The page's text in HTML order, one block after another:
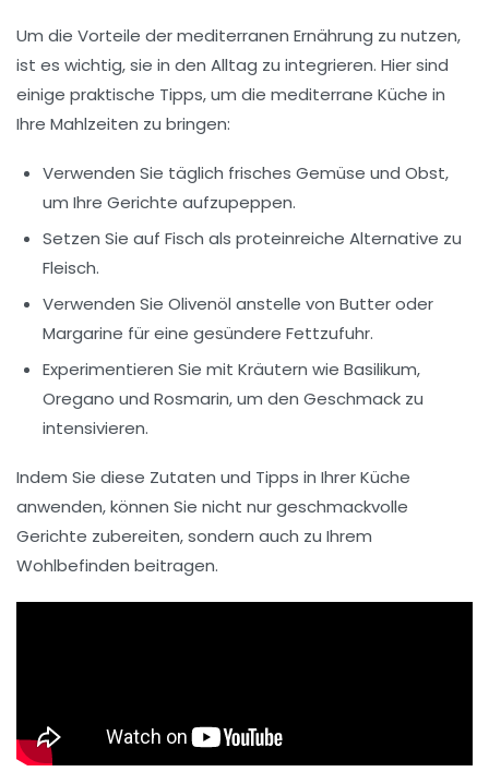
Um die Vorteile der mediterranen Ernährung zu nutzen,
ist es wichtig, sie in den Alltag zu integrieren. Hier sind
einige praktische Tipps, um die mediterrane Küche in
Ihre Mahlzeiten zu bringen:
Verwenden Sie täglich frisches Gemüse und Obst,
um Ihre Gerichte aufzupeppen.
Setzen Sie auf Fisch als proteinreiche Alternative zu
Fleisch.
Verwenden Sie Olivenöl anstelle von Butter oder
Margarine für eine gesündere Fettzufuhr.
Experimentieren Sie mit Kräutern wie Basilikum,
Oregano und Rosmarin, um den Geschmack zu
intensivieren.
Indem Sie diese Zutaten und Tipps in Ihrer Küche
anwenden, können Sie nicht nur geschmackvolle
Gerichte zubereiten, sondern auch zu Ihrem
Wohlbefinden beitragen.